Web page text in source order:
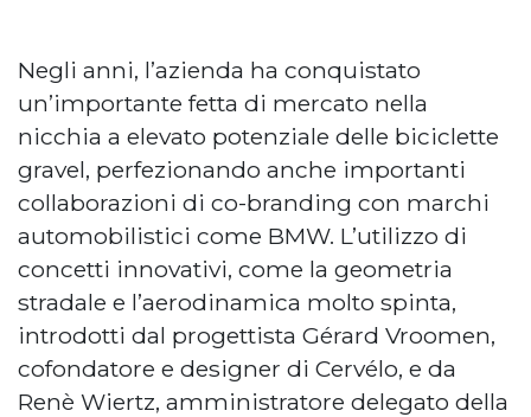
Negli anni, l’azienda ha conquistato
un’importante fetta di mercato nella
nicchia a elevato potenziale delle biciclette
gravel, perfezionando anche importanti
collaborazioni di co-branding con marchi
automobilistici come BMW. L’utilizzo di
concetti innovativi, come la geometria
stradale e l’aerodinamica molto spinta,
introdotti dal progettista Gérard Vroomen,
cofondatore e designer di Cervélo, e da
Renè Wiertz, amministratore delegato della